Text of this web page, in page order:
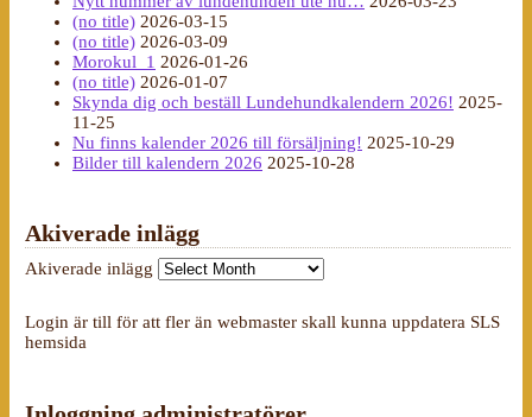
(no title) 2026-03-15
(no title) 2026-03-09
Morokul_1 2026-01-26
(no title) 2026-01-07
Skynda dig och beställ Lundehundkalendern 2026! 2025-
11-25
Nu finns kalender 2026 till försäljning! 2025-10-29
Bilder till kalendern 2026 2025-10-28
Akiverade inlägg
Akiverade inlägg
Login är till för att fler än webmaster skall kunna uppdatera SLS
hemsida